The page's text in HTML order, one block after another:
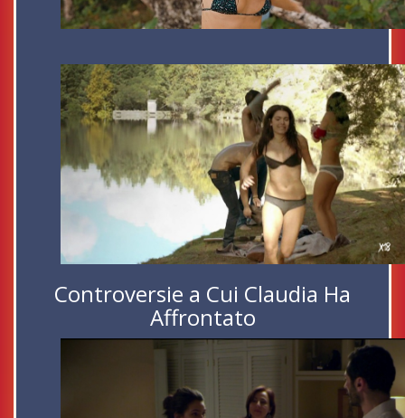
Controversie a Cui Claudia Ha
Affrontato